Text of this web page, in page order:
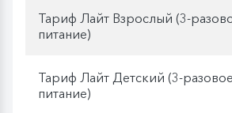
Тариф Лайт Взрослый (3-
питание)
Тариф Лайт Детский (3-разовое
питание)